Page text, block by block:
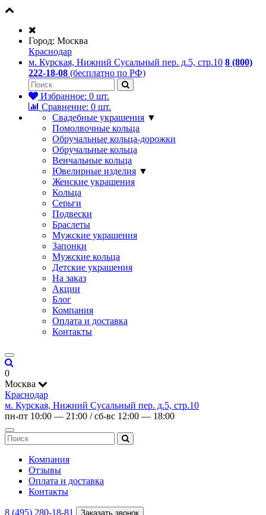
Город: Москва
Краснодар
м. Курская, Нижний Сусальный пер. д.5, стр.10 8 (800)
222-18-08 (бесплатно по РФ)
Избранное: 0 шт.
Сравнение: 0 шт.
Свадебные украшения ▼
Помолвочные кольца
Обручальные кольца-дорожки
Обручальные кольца
Венчальные кольца
Ювелирные изделия ▼
Женские украшения
Кольца
Серьги
Подвески
Браслеты
Мужские украшения
Запонки
Мужские кольца
Детские украшения
На заказ
Акции
Блог
Компания
Оплата и доставка
Контакты
0
Москва
Краснодар
м. Курская, Нижний Сусальный пер. д.5, стр.10
пн-пт 10:00 — 21:00 / сб-вс 12:00 — 18:00
Компания
Отзывы
Оплата и доставка
Контакты
8 (495) 280-18-81 Заказать звонок